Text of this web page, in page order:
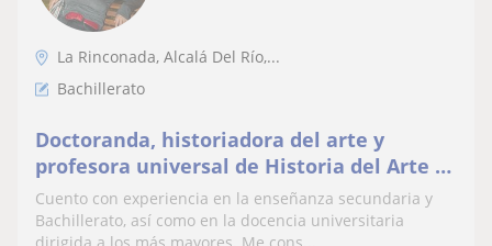
La Rinconada, Alcalá Del Río,...
Bachillerato
Doctoranda, historiadora del arte y
profesora universal de Historia del Arte e
Historia de España de Bachillerato.
Cuento con experiencia en la enseñanza secundaria y
Bachillerato, así como en la docencia universitaria